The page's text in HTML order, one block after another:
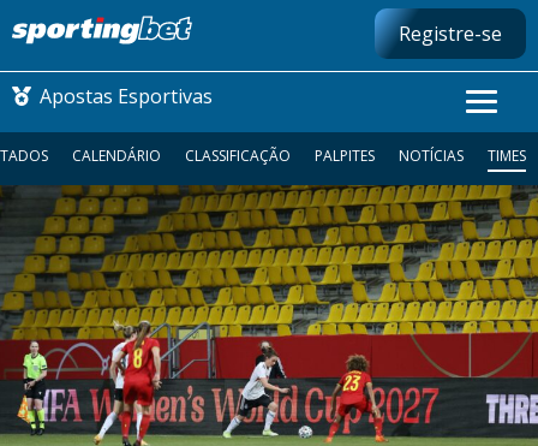
Registre-se
Apostas Esportivas
CONMEBOL LIBERTADORES
FUTEBOL NACIONAL
FUTEBOL INTERNACIONAL
COMO APOSTAR
CALENDÁRIO CLASSIFICAÇÃO PALPITES NOTÍCIAS TIMES